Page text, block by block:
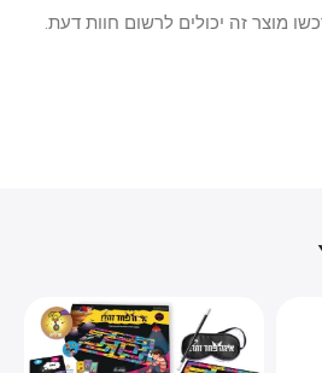
מוצר זה יכולים לרשום חוות דעת.